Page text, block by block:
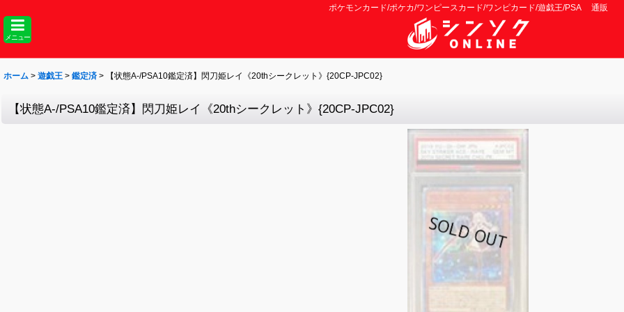
ポケモンカード/ポケカ/ワンピースカード/ワンピカード/遊戯王/PSA 通販
メニュー
ホーム > 遊戯王 > 鑑定済 > 【状態A-/PSA10鑑定済】閃刀姫レイ《20thシークレット》{20CP-JPC02}
【状態A-/PSA10鑑定済】閃刀姫レイ《20thシークレット》{20CP-JPC02}